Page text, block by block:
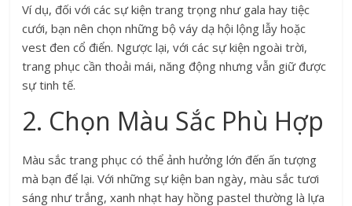
Ví dụ, đối với các sự kiện trang trọng như gala hay tiệc
cưới, bạn nên chọn những bộ váy dạ hội lộng lẫy hoặc
vest đen cổ điển. Ngược lại, với các sự kiện ngoài trời,
trang phục cần thoải mái, năng động nhưng vẫn giữ được
sự tinh tế.
2. Chọn Màu Sắc Phù Hợp
Màu sắc trang phục có thể ảnh hưởng lớn đến ấn tượng
mà bạn để lại. Với những sự kiện ban ngày, màu sắc tươi
sáng như trắng, xanh nhạt hay hồng pastel thường là lựa